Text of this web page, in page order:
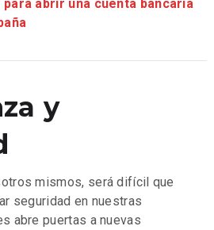
para abrir una cuenta bancaria
y
mismos, será difícil que
seguridad en nuestras
abre puertas a nuevas